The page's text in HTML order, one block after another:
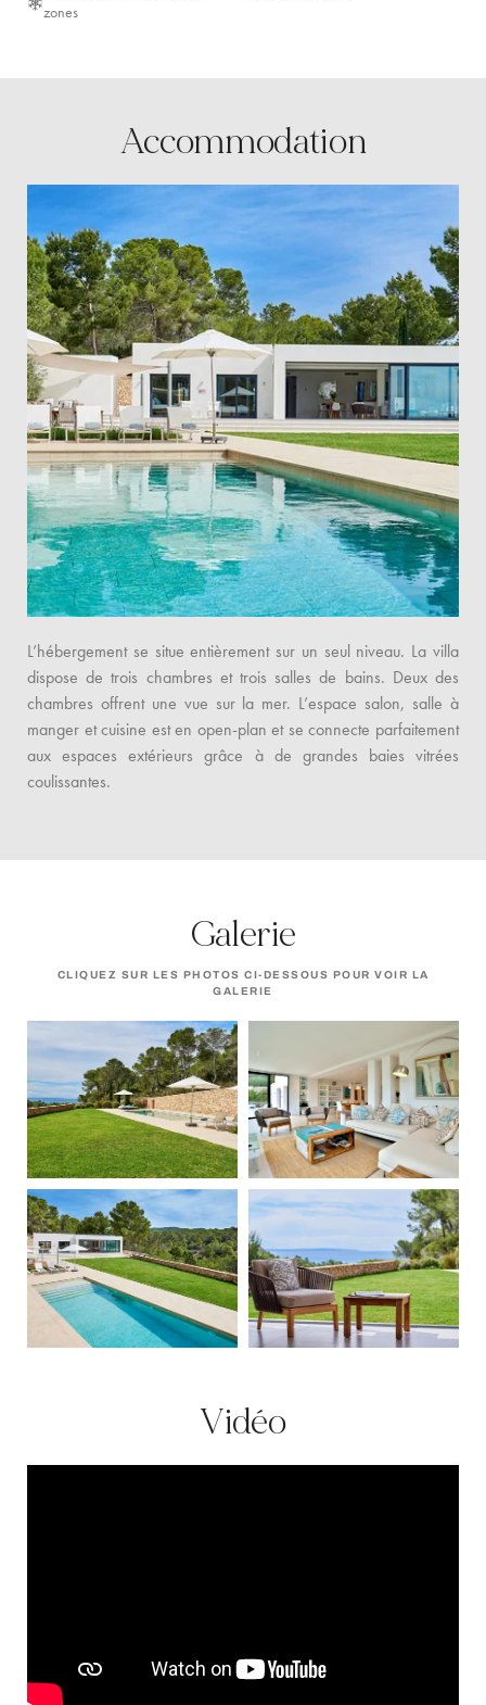
zones
Accommodation
L’hébergement se situe entièrement sur un seul niveau. La villa
dispose de trois chambres et trois salles de bains. Deux des
chambres offrent une vue sur la mer. L’espace salon, salle à
manger et cuisine est en open-plan et se connecte parfaitement
aux espaces extérieurs grâce à de grandes baies vitrées
coulissantes.
Galerie
CLIQUEZ SUR LES PHOTOS CI-DESSOUS POUR VOIR LA
GALERIE
Vidéo